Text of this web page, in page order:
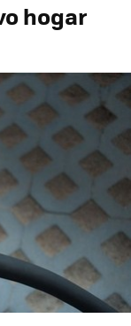
hogar